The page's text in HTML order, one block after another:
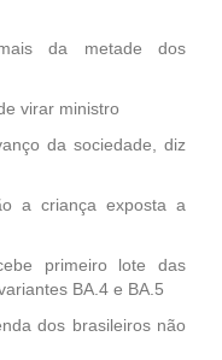
da metade dos
virar ministro
da sociedade, diz
a criança exposta a
primeiro lote das
BA.4 e BA.5
dos brasileiros não